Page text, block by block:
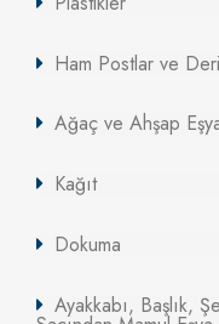
Ham Postlar ve
Ağaç ve Ahşap
Kağıt
Dokuma
Ayakkabı, Başlık,